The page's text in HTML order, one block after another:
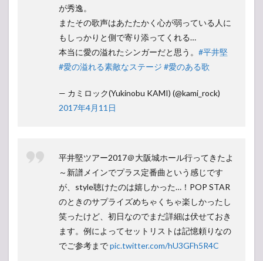
が秀逸。
またその歌声はあたたかく心が弱っている人に
もしっかりと側で寄り添ってくれる…
本当に愛の溢れたシンガーだと思う。 #平井堅
#愛の溢れる素敵なステージ #愛のある歌
— カミロック(Yukinobu KAMI) (@kami_rock)
2017年4月11日
平井堅ツアー2017＠大阪城ホール行ってきたよ
～新譜メインでプラス定番曲という感じです
が、style聴けたのは嬉しかった…！POP STAR
のときのサプライズめちゃくちゃ楽しかったし
笑ったけど、初日なのでまだ詳細は伏せておき
ます。例によってセットリストは記憶頼りなの
でご参考までpic.twitter.com/hU3GFh5R4C